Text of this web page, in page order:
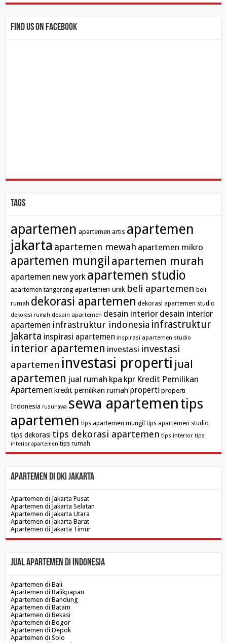
Find us on Facebook
Tags
apartemen apartemen artis apartemen
jakarta apartemen mewah apartemen mikro
apartemen mungil apartemen murah
apartemen new york apartemen studio
apartemen tangerang apartemen unik beli apartemen beli
rumah dekorasi apartemen dekorasi apartemen studio
dekorasi rumah desain apartemen desain interior desain interior
apartemen infrastruktur indonesia infrastruktur
Jakarta inspirasi apartemen inspirasi apartemen studio
interior apartemen investasi investasi
apartemen investasi properti jual
apartemen jual rumah kpa kpr Kredit Pemilikan
Apartemen kredit pemilikan rumah properti properti
Indonesia rusunawa sewa apartementips
apartemen tips apartemen mungil tips apartemen studio
tips dekorasi tips dekorasi apartemen tips interior tips
interior apartemen tips rumah
Apartemen di DKI Jakarta
Apartemen di Jakarta Pusat
Apartemen di Jakarta Selatan
Apartemen di Jakarta Utara
Apartemen di Jakarta Barat
Apartemen di Jakarta Timur
Jual Apartemen di Indonesia
Apartemen di Bali
Apartemen di Balikpapan
Apartemen di Bandung
Apartemen di Batam
Apartemen di Bekasi
Apartemen di Bogor
Apartemen di Depok
Apartemen di Solo